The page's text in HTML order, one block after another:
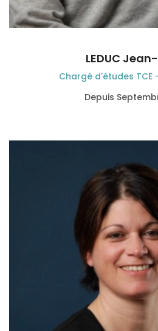
LEDUC
Chargé d'études TCE
Depuis